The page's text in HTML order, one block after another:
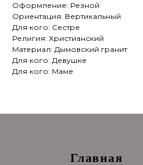
Оформление: Резной
Ориентация: Вертикальный
Для кого: Сестре
Религия: Христианский
Материал: Дымовский гранит
Для кого: Девушке
Для кого: Маме
Главная